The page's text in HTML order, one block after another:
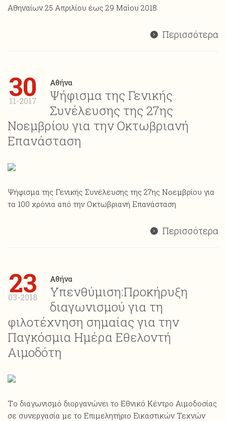
Αθηναίων 25 Απριλίου έως 29 Μαΐου 2018
Περισσότερα
30
11-2017
Αθήνα
Ψήφισμα της Γενικής
Συνέλευσης της 27ης
Νοεμβρίου για την Οκτωβριανή
Επανάσταση
Ψήφισμα της Γενικής Συνέλευσης της 27ης Νοεμβρίου για
τα 100 χρόνια από την Οκτωβριανή Επανάσταση
Περισσότερα
23
03-2018
Αθήνα
Υπενθύμιση:Προκήρυξη
διαγωνισμού για τη
φιλοτέχνηση σημαίας για την
Παγκόσμια Ημέρα Εθελοντή
Αιμοδότη
Tο διαγωνισμό διοργανώνει το Εθνικό Κέντρο Αιμοδοσίας
σε συνεργασία με το Επιμελητήριο Εικαστικών Τεχνών